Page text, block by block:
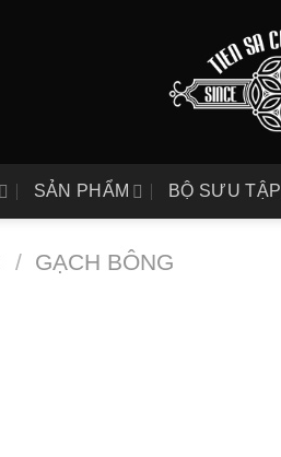
SẢN PHẨM BỘ SƯU TẬP
/ GẠCH BÔNG